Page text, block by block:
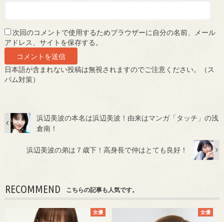
次回のコメントで使用するためブラウザーに自分の名前、メール
アドレス、サイトを保存する。
日本語が含まれない投稿は無視されますのでご注意ください。（ス
パム対策）
浜辺美波の本名は浜辺美波！由来はマンガ「タッチ」の浅
倉南！
浜辺美波の弟は７歳下！高身長で仲はとても良好！
RECOMMEND こちらの記事も人気です。
女優 女優